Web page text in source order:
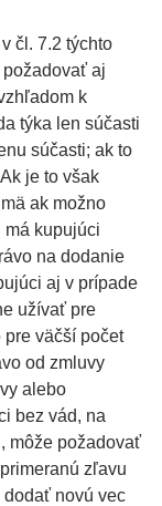
čl. 7.2 týchto
aj
k
týka len súčasti
súčasti; ak to
je to však
ak možno
kupujúci
na dodanie
aj v prípade
užívať pre
väčší počet
od zmluvy
alebo
bez vád, na
môže požadovať
zľavu
dodať novú vec